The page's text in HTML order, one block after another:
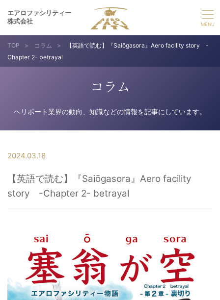
エアロファシリティー
株式会社
選ばれる理由
実績紹介
お問い合わせ
病院関係者の方
自治体関係者の方
TOP > コラム >
【英語で読む】『Saiōgasora』Aero facility story -
Chapter 2- betrayal
コラム
ヘリポート業界の動向、知識などの情報を記事にしています。
2024.03.18
【英語で読む】『Saiōgasora』Aero facility
story -Chapter 2- betrayal